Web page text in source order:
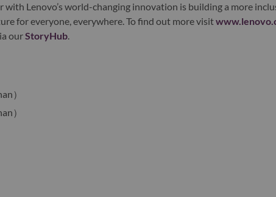
Lenovo’s world-changing innovation is building a more
for everyone, everywhere. To find out more visit
ourStoryHub.
）
）